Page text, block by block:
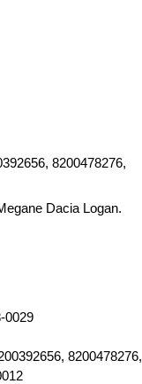
8200478276,
Dacia Logan.
0029
8200478276,